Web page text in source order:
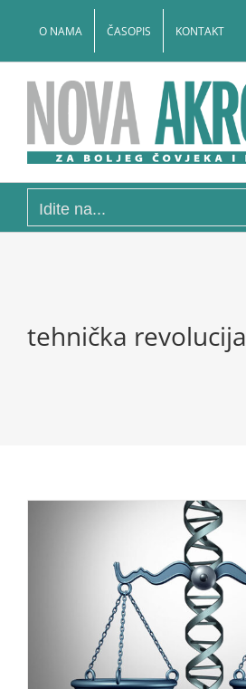
O NAMA ČASOPIS KONTAKT
Idite na...
tehnička revolucija